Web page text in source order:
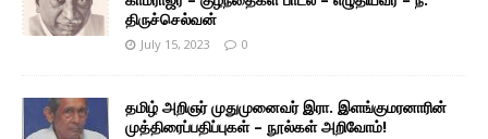
திருச்செல்வன்
July 15, 2023 0
தமிழ் அறிஞர் முதுமுனைவர் இரா. இளங்குமரனாரின்
முத்திரைப்பதிப்புகள் – நூல்கள் அறிவோம்!